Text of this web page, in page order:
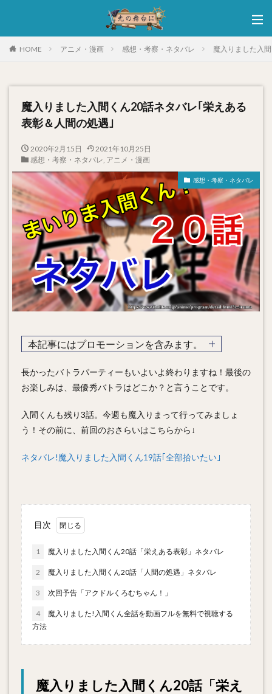
HOME アニメ・漫画 感想・考察・ネタバレ 魔入りました入
魔入りました入間くん20話ネタバレ｢栄えある
表彰＆人間の処遇｣
2020年2月15日
2021年10月25日
感想・考察・ネタバレ, アニメ・漫画
感想・考察・ネタバレ
本記事にはプロモーションを含みます。
長かったバトラパーティーもいよいよ終わりますね！最後の
お楽しみは、最優秀バトラはどこか？と言うことです。
入間くんも残り3話。今週も魔入りまって行ってみましょ
う！その前に、前回のおさらいはこちらから↓
ネタバレ!魔入りました入間くん19話｢全部拾いたい｣
目次
1 魔入りました入間くん20話「栄えある表彰」ネタバレ
2 魔入りました入間くん20話「人間の処遇」ネタバレ
3 次回予告「アクドルくろむちゃん！」
4
魔入りました!入間くん全話を動画フルを無料で視聴する
方法
魔入りました入間くん20話「栄え